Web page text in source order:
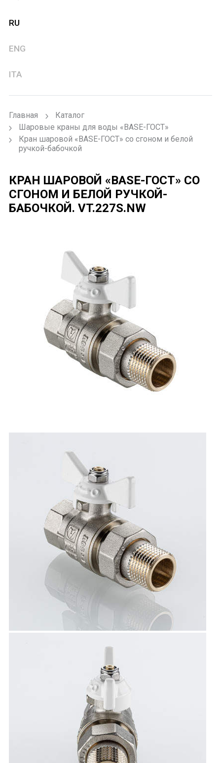
RU
ENG
ITA
Главная
Каталог
Шаровые краны для воды «BASE-ГОСТ»
Кран шаровой «BASE-ГОСТ» со сгоном и белой
ручкой-бабочкой
КРАН ШАРОВОЙ «BASE-ГОСТ» СО
СГОНОМ И БЕЛОЙ РУЧКОЙ-
БАБОЧКОЙ. VT.227S.NW